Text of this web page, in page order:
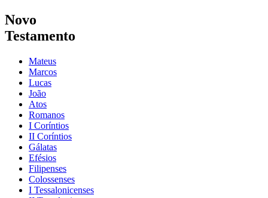
Novo
Testamento
Mateus
Marcos
Lucas
João
Atos
Romanos
I Coríntios
II Coríntios
Gálatas
Efésios
Filipenses
Colossenses
I Tessalonicenses